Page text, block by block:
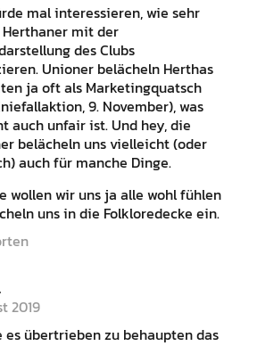
mal interessieren, wie sehr
mit der
des Clubs
Unioner belächeln Herthas
ja oft als Marketingquatsch
9. November), was
auch unfair ist. Und hey, die
belächeln uns vielleicht (oder
auch für manche Dinge.
wollen wir uns ja alle wohl fühlen
uns in die Folkloredecke ein.
2019
es übertrieben zu behaupten das